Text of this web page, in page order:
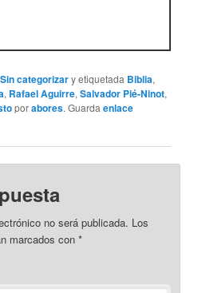
Sin categorizary etiquetada Biblia,
, Rafael Aguirre,Salvador Pié-Ninot,
porabores. Guardaenlace
no será publicada. Los
marcados con*